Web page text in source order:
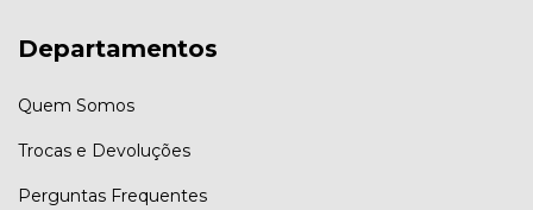
Departamentos
Quem Somos
Trocas e Devoluções
Perguntas Frequentes